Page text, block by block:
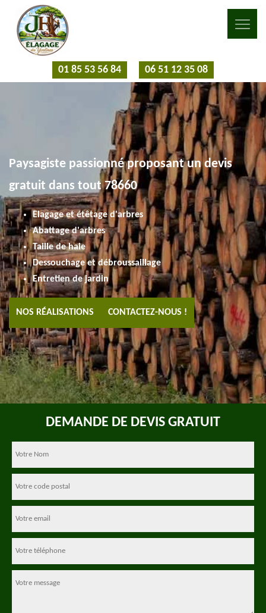
01 85 53 56 84 06 51 12 35 08
Paysagiste passionné proposant un devis
gratuit dans tout 78660
Elagage et étêtage d'arbres
Abattage d'arbres
Taille de haie
Dessouchage et débroussaillage
Entretien de jardin
NOS RÉALISATIONS CONTACTEZ-NOUS !
DEMANDE DE DEVIS GRATUIT